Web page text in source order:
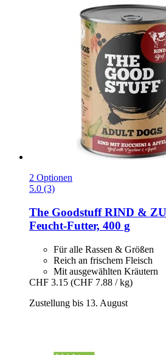
2 Optionen
5.0 (3)
The GoodstuffRIND &
Feucht-​Futter, 400 g
Für alle Rassen & Größen
Reich an frischem Fleisch
Mit ausgewählten Kräutern
CHF 3.15 (CHF 7.88 / kg)
Zustellung bis 13. August